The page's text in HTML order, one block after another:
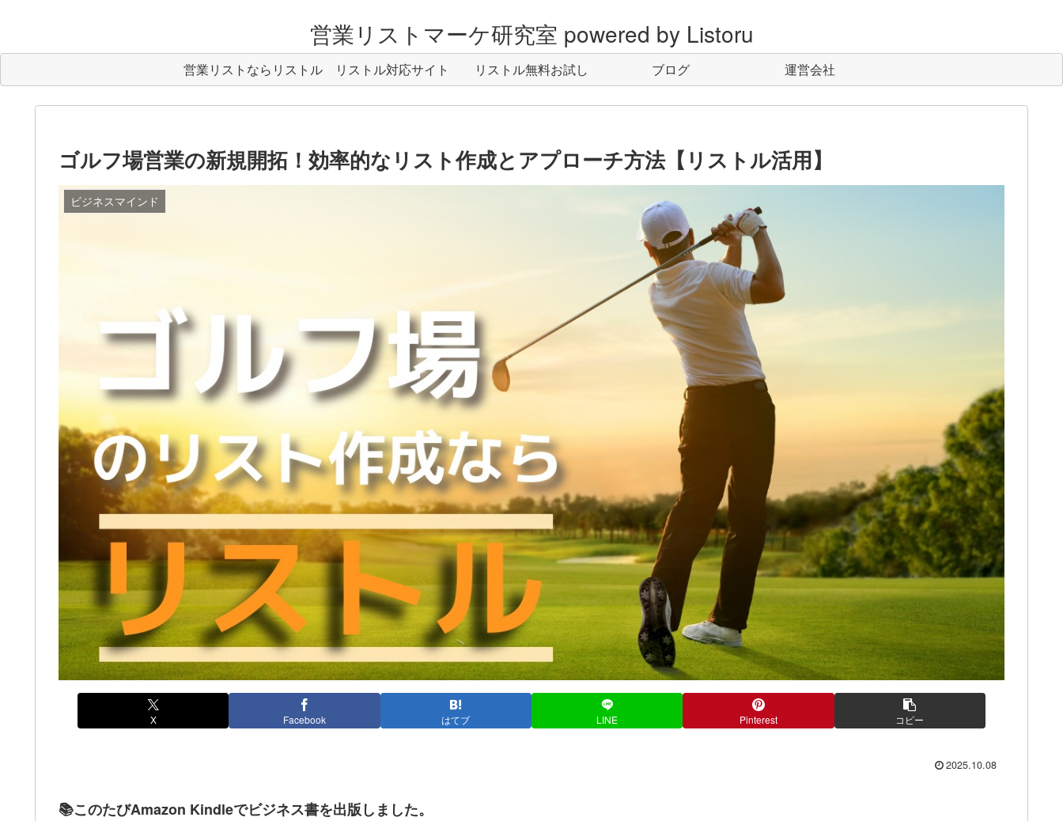
営業リストマーケ研究室 powered by Listoru
営業リストならリストル リストル対応サイト リストル無料お試し ブログ 運営会社
ゴルフ場営業の新規開拓！効率的なリスト作成とアプローチ方法【リストル活用】
ビジネスマインド
X Facebook はてブ LINE Pinterest コピー
2025.10.08
📚このたびAmazon Kindleでビジネス書を出版しました。